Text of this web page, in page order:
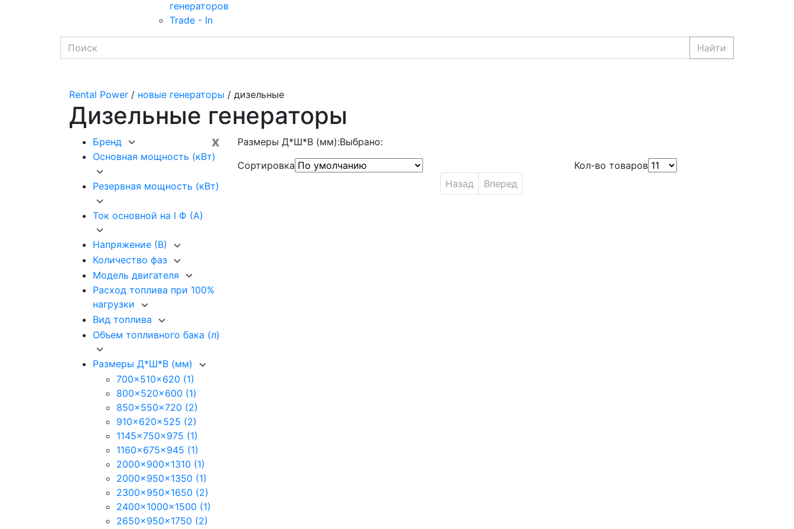
генераторов
Trade - In
Найти
Rental Power / новые генераторы / дизельные
Дизельные генераторы
x
Бренд
Основная мощность (кВт)
Резервная мощность (кВт)
Ток основной на I Ф (А)
Напряжение (В)
Количество фаз
Модель двигателя
Расход топлива при 100%
нагрузки
Вид топлива
Объем топливного бака (л)
Размеры Д*Ш*В (мм)
700x510x620 (1)
800x520x600 (1)
850x550x720 (2)
910x620x525 (2)
1145x750x975 (1)
1160x675x945 (1)
2000x900x1310 (1)
2000x950x1350 (1)
2300x950x1650 (2)
2400x1000x1500 (1)
2650x950x1750 (2)
Размеры Д*Ш*В (мм):Выбрано:
Сортировка
Кол-во товаров
Назад
Вперед